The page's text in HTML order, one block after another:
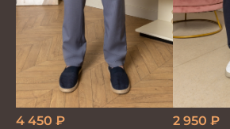
4 450 ₽ 2 950 ₽